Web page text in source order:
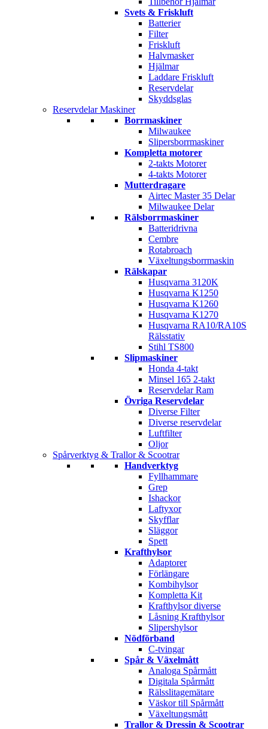
Svets & Friskluft
Batterier
Filter
Friskluft
Halvmasker
Hjälmar
Laddare Friskluft
Reservdelar
Skyddsglas
Reservdelar Maskiner
Borrmaskiner
Milwaukee
Slipersborrmaskiner
Kompletta motorer
2-takts Motorer
4-takts Motorer
Mutterdragare
Airtec Master 35 Delar
Milwaukee Delar
Rälsborrmaskiner
Batteridrivna
Cembre
Rotabroach
Växeltungsborrmaskin
Rälskapar
Husqvarna 3120K
Husqvarna K1250
Husqvarna K1260
Husqvarna K1270
Husqvarna RA10/RA10S
Rälsstativ
Stihl TS800
Slipmaskiner
Honda 4-takt
Minsel 165 2-takt
Reservdelar Ram
Övriga Reservdelar
Diverse Filter
Diverse reservdelar
Luftfilter
Oljor
Spårverktyg & Trallor & Scootrar
Handverktyg
Fyllhammare
Grep
Ishackor
Laftyxor
Skyfflar
Släggor
Spett
Krafthylsor
Adaptorer
Förlängare
Kombihylsor
Kompletta Kit
Krafthylsor diverse
Låsning Krafthylsor
Slipershylsor
Nödförband
C-tvingar
Spår & Växelmått
Analoga Spårmått
Digitala Spårmått
Rälsslitagemätare
Väskor till Spårmått
Växeltungsmått
Trallor & Dressin & Scootrar